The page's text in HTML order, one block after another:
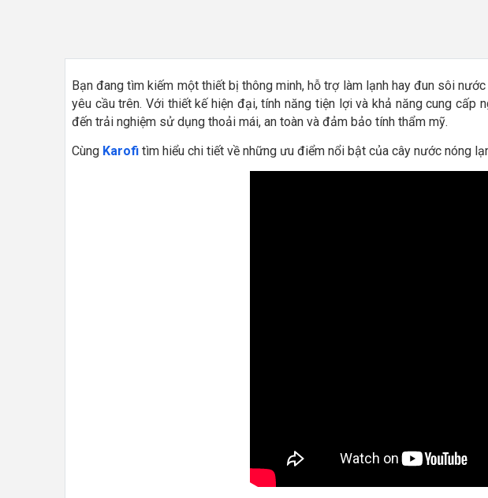
Bạn đang tìm kiếm một thiết bị thông minh, hỗ trợ làm lạnh hay đun sôi
yêu cầu trên. Với thiết kế hiện đại, tính năng tiện lợi và khả năng cung
đến trải nghiệm sử dụng thoải mái, an toàn và đảm bảo tính thẩm mỹ.
Cùng Karofi tìm hiểu chi tiết về những ưu điểm nổi bật của cây nước nóng